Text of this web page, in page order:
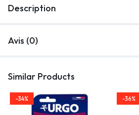
Description
Avis (0)
Similar Products
-34% -36%